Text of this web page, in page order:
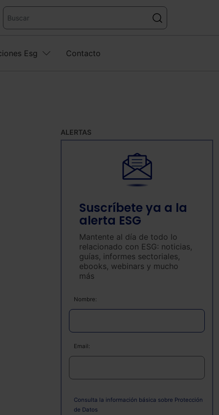
Esg Contacto
ALERTAS
Suscríbete ya a la
alerta ESG
Mantente al día de todo lo
relacionado con ESG: noticias,
guías, informes sectoriales,
ebooks, webinars y mucho
más
Nombre:
Email:
Consulta la información básica sobre Protección
de Datos